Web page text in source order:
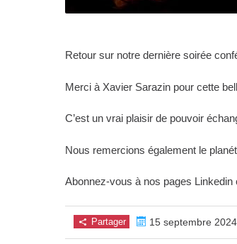
Retour sur notre dernière soirée
Merci à Xavier Sarazin pour cette
C’est un vrai plaisir de pouvoir
Nous remercions également le
Abonnez-vous à nos pages Linkedin
Partager 15 septembre